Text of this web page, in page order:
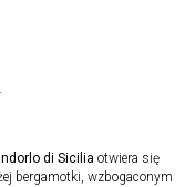
di Sicilia otwiera się
bergamotki, wzbogaconym